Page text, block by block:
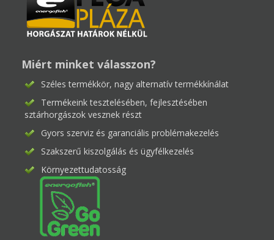
Miért minket válasszon?
Széles termékkör, nagy alternatív termékkínálat
Termékeink tesztelésében, fejlesztésében
sztárhorgászok vesznek részt
Gyors szerviz és garanciális problémakezelés
Szakszerű kiszolgálás és ügyfélkezelés
Környezettudatosság